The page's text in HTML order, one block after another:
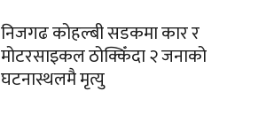
निजगढ कोहल्बी सडकमा कार र
मोटरसाइकल ठोक्किँदा २ जनाको
घटनास्थलमै मृत्यु